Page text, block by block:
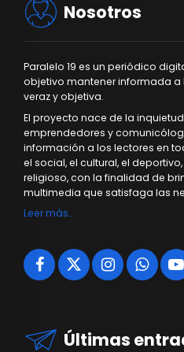
Nosotros
Paralelo 19 es un periódico
objetivo mantener informada
veraz y objetiva.
El proyecto nace de la
emprendedores y
información a los lectores en
el social, el cultural, el
religioso, con la finalidad de
multimedia que satisfaga las
Leer más…
Últimas